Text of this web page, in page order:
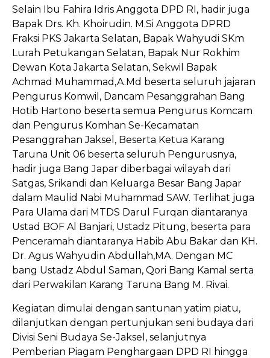
Selain Ibu Fahira Idris Anggota DPD RI, hadir juga
Bapak Drs. Kh. Khoirudin. M.Si Anggota DPRD
Fraksi PKS Jakarta Selatan, Bapak Wahyudi SKm
Lurah Petukangan Selatan, Bapak Nur Rokhim
Dewan Kota Jakarta Selatan, Sekwil Bapak
Achmad Muhammad,A.Md beserta seluruh jajaran
Pengurus Komwil, Dancam Pesanggrahan Bang
Hotib Hartono beserta semua Pengurus Komcam
dan Pengurus Komhan Se-Kecamatan
Pesanggrahan Jaksel, Beserta Ketua Karang
Taruna Unit 06 beserta seluruh Pengurusnya,
hadir juga Bang Japar diberbagai wilayah dari
Satgas, Srikandi dan Keluarga Besar Bang Japar
dalam Maulid Nabi Muhammad SAW. Terlihat juga
Para Ulama dari MTDS Darul Furqan diantaranya
Ustad BOF Al Banjari, Ustadz Pitung, beserta para
Penceramah diantaranya Habib Abu Bakar dan KH.
Dr. Agus Wahyudin Abdullah,MA. Dengan MC
bang Ustadz Abdul Saman, Qori Bang Kamal serta
dari Perwakilan Karang Taruna Bang M. Rivai.
Kegiatan dimulai dengan santunan yatim piatu,
dilanjutkan dengan pertunjukan seni budaya dari
Divisi Seni Budaya Se-Jaksel, selanjutnya
Pemberian Piagam Penghargaan DPD RI hingga